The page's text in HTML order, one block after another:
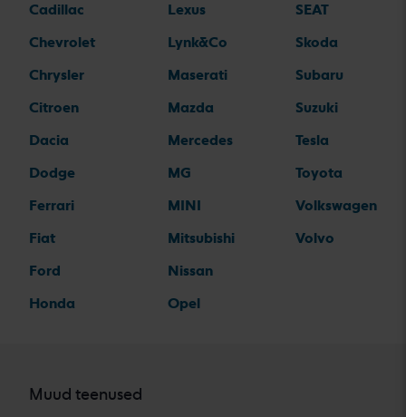
Cadillac
Chevrolet
Chrysler
Citroen
Dacia
Dodge
Ferrari
Fiat
Ford
Honda
Lexus
Lynk&Co
Maserati
Mazda
Mercedes
MG
MINI
Mitsubishi
Nissan
Opel
SEAT
Skoda
Subaru
Suzuki
Tesla
Toyota
Volkswagen
Volvo
Muud teenused